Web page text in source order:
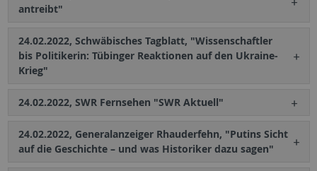
antreibt"
24.02.2022, Schwäbisches Tagblatt, "Wissenschaftler
bis Politikerin: Tübinger Reaktionen auf den Ukraine-
Krieg"
24.02.2022, SWR Fernsehen "SWR Aktuell"
24.02.2022, Generalanzeiger Rhauderfehn, "Putins Sicht
auf die Geschichte – und was Historiker dazu sagen"